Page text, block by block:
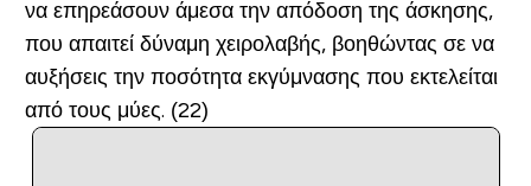
να επηρεάσουν άμεσα την απόδοση της άσκησης,
που απαιτεί δύναμη χειρολαβής, βοηθώντας σε να
αυξήσεις την ποσότητα εκγύμνασης που εκτελείται
από τους μύες. (22)